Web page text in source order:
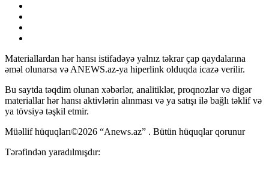
Materiallardan hər hansı istifadəyə yalnız təkrar çap qaydalarına
əməl olunarsa və ANEWS.az-ya hiperlink olduqda icazə verilir.
Bu saytda təqdim olunan xəbərlər, analitiklər, proqnozlar və digər
materiallar hər hansı aktivlərin alınması və ya satışı ilə bağlı təklif və
ya tövsiyə təşkil etmir.
Müəllif hüquqları©2026 “Anews.az” . Bütün hüquqlar qorunur
Tərəfindən yaradılmışdır: